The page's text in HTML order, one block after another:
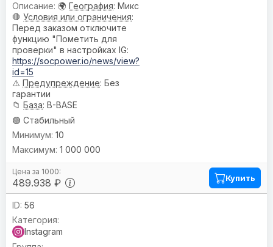
🌍 География: Микс
🛑 Условия или ограничения:
Перед заказом отключите
функцию "Пометить для
проверки" в настройках IG:
https://socpower.io/news/view?
id=15
⚠️ Предупреждениe: Без
гарантии
📁 База: B-BASE
🟢 Стабильный
489.938 ₽
10
1 000 000
Купить
56
Instagram